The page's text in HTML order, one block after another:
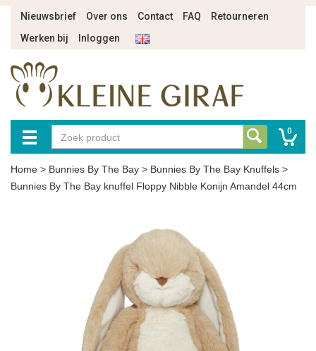
Nieuwsbrief Over ons Contact FAQ
Retourneren
Werken bij
Inloggen
0
Home > Bunnies By The Bay > Bunnies By The Bay Knuffels >
Bunnies By The Bay knuffel Floppy Nibble Konijn Amandel 44cm